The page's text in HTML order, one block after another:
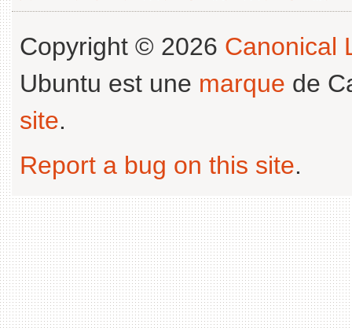
Copyright © 2026 Canonical
Ubuntu est une marque de
site.
Report a bug on this site.